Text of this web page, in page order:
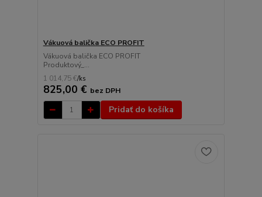
Vákuová balička ECO PROFIT
Vákuová balička ECO PROFIT
Produktový_...
1 014,75 €/ks
825,00 € bez DPH
Pridať do košíka